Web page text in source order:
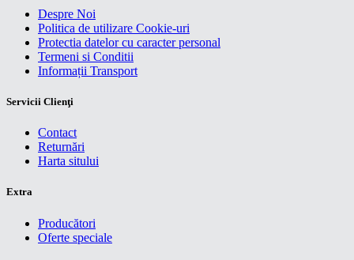
Despre Noi
Politica de utilizare Cookie-uri
Protectia datelor cu caracter personal
Termeni si Conditii
Informații Transport
Servicii Clienţi
Contact
Returnări
Harta sitului
Extra
Producători
Oferte speciale